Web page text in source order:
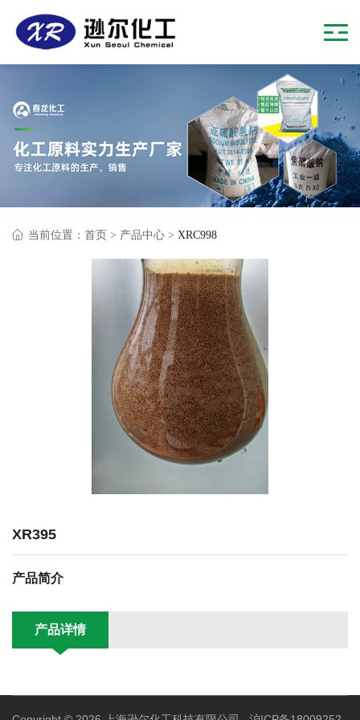
当前位置： 首页 > 产品中心 > XRC998
XR395
产品简介
产品详情